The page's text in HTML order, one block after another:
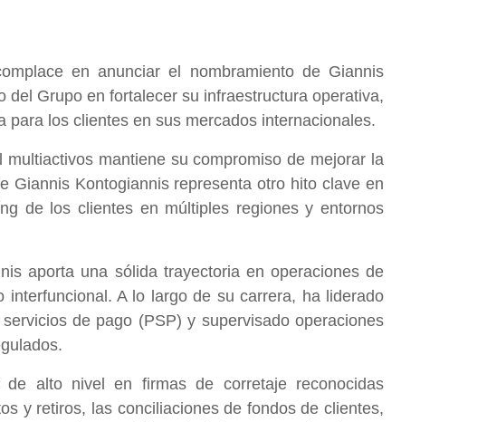
en anunciar el nombramiento de Giannis
Grupo en fortalecer su infraestructura operativa,
los clientes en sus mercados internacionales.
mantiene su compromiso de mejorar la
Giannis Kontogiannis representa otro hito clave en
de los clientes en múltiples regiones y entornos
aporta una sólida trayectoria en operaciones de
A lo largo de su carrera, ha liderado
de pago (PSP) y supervisado operaciones
alto nivel en firmas de corretaje reconocidas
y retiros, las conciliaciones de fondos de clientes,